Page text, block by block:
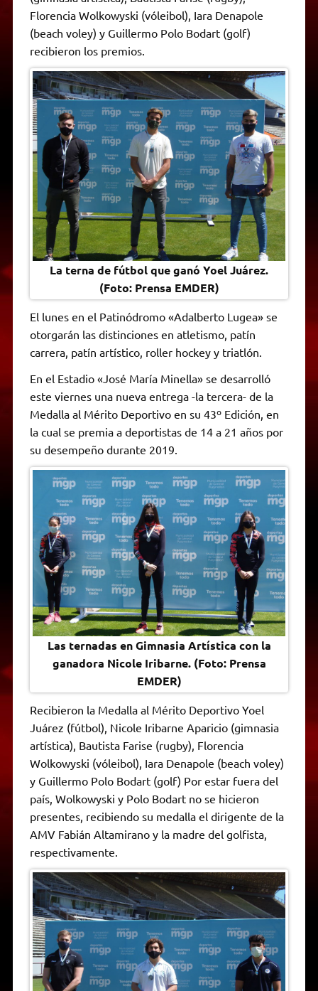
p
p
a
m
e
r
o
o
k
g
e
i
n
k
F
r
i
d
l
y
Florencia Wolkowyski (vóleibol), Iara Denapole
(beach voley) y Guillermo Polo Bodart (golf)
recibieron los premios.
La terna de fútbol que ganó Yoel Juárez.
(Foto: Prensa EMDER)
El lunes en el Patinódromo «Adalberto Lugea» se
otorgarán las distinciones en atletismo, patín
carrera, patín artístico, roller hockey y triatlón.
En el Estadio «José María Minella» se desarrolló
este viernes una nueva entrega -la tercera- de la
Medalla al Mérito Deportivo en su 43º Edición, en
la cual se premia a deportistas de 14 a 21 años por
su desempeño durante 2019.
Las ternadas en Gimnasia Artística con la
ganadora Nicole Iribarne. (Foto: Prensa
EMDER)
Recibieron la Medalla al Mérito Deportivo Yoel
Juárez (fútbol), Nicole Iribarne Aparicio (gimnasia
artística), Bautista Farise (rugby), Florencia
Wolkowyski (vóleibol), Iara Denapole (beach voley)
y Guillermo Polo Bodart (golf) Por estar fuera del
país, Wolkowyski y Polo Bodart no se hicieron
presentes, recibiendo su medalla el dirigente de la
AMV Fabián Altamirano y la madre del golfista,
respectivamente.